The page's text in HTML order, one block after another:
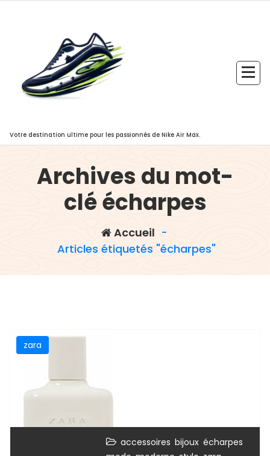
Votre destination ultime pour les passionnés de Nike Air Max.
Archives du mot-
clé écharpes
Accueil -
Articles étiquetés "écharpes"
zara
accessoires bijoux écharpes